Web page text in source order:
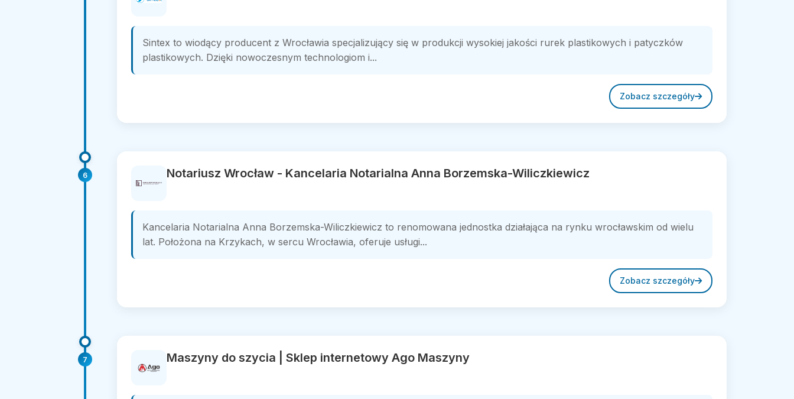
Sintex to wiodący producent z Wrocławia specjalizujący się w produkcji wysokiej jakości rurek plastikowych i patyczków
plastikowych. Dzięki nowoczesnym technologiom i...
Zobacz szczegóły
6 Notariusz Wrocław - Kancelaria Notarialna Anna Borzemska-Wiliczkiewicz
Kancelaria Notarialna Anna Borzemska-Wiliczkiewicz to renomowana jednostka działająca na rynku wrocławskim od wielu
lat. Położona na Krzykach, w sercu Wrocławia, oferuje usługi...
Zobacz szczegóły
7 Maszyny do szycia | Sklep internetowy Ago Maszyny